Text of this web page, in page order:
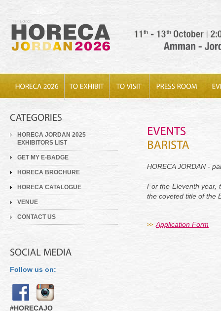
HORECA JORDAN 2025
EXHIBITORS LIST
GET MY E-BADGE
HORECA BROCHURE
HORECA CATALOGUE
VENUE
CONTACT US
Follow us on:
#HORECAJO
HORECA JORDAN -
For the Eleventh year,
the coveted title of the
>> Application Form